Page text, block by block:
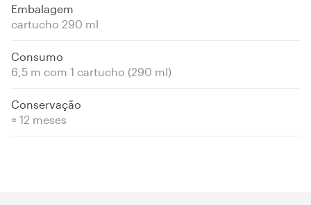
Embalagem
cartucho 290 ml
Consumo
6,5 m com 1 cartucho (290 ml)
Conservação
≈ 12 meses